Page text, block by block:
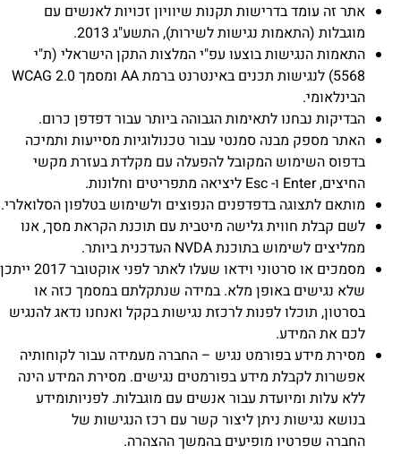
אתר זה עומד בדרישות תקנות שיוויון זכויות לאנשים עם
מוגבלות (התאמות נגישות לשירות), התשע"ג 2013.
התאמות הנגישות בוצעו עפ"י המלצות התקן הישראלי (ת"י
5568) לנגישות תכנים באינטרנט ברמת AA ומסמך WCAG 2.0
הבינלאומי.
הבדיקות נבחנו לתאימות הגבוהה ביותר עבור דפדפן כרום.
האתר מספק מבנה סמנטי עבור טכנולוגיות מסייעות ותמיכה
בדפוס השימוש המקובל להפעלה עם מקלדת בעזרת מקשי
החיצים, Enter ו- Esc ליציאה מתפריטים וחלונות.
מותאם לתצוגה בדפדפנים הנפוצים ולשימוש בטלפון הסלואלרי.
לשם קבלת חווית גלישה מיטבית עם תוכנת הקראת מסך, אנו
ממליצים לשימוש בתוכנת NVDA העדכנית ביותר.
מסמכים או סרטוני וידאו שעלו לאתר לפני אוקטובר 2017 ייתכן
שלא נגישים באופן מלא. במידה שנתקלתם במסמך כזה או
בסרטון, תוכלו לפנות לרכזת נגישות בקקל ואנחנו נדאג להנגיש
לכם את המידע.
מסירת מידע בפורמט נגיש – החברה מעמידה עבור לקוחותיה
אפשרות לקבלת מידע בפורמטים נגישים. מסירת המידע הינה
ללא עלות ומיועדת עבור אנשים עם מוגבלות. לפניותומידע
בנושא נגישות ניתן ליצור קשר עם רכז הנגישות של
החברה שפרטיו מופיעים בהמשך ההצהרה.